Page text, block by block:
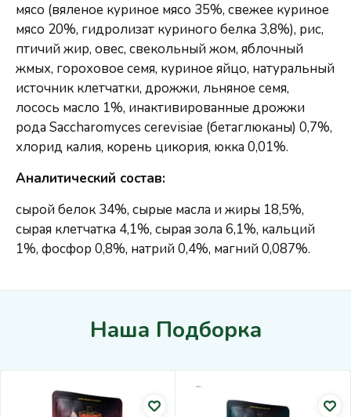
мясо (вяленое куриное мясо 35%, свежее куриное
мясо 20%, гидролизат куриного белка 3,8%), рис,
птичий жир, овес, свекольный жом, яблочный
жмых, гороховое семя, куриное яйцо, натуральный
источник клетчатки, дрожжи, льняное семя,
лосось масло 1%, инактивированные дрожжи
рода Saccharomyces cerevisiae (бетаглюканы) 0,7%,
хлорид калия, корень цикория, юкка 0,01%.
Аналитический состав:
сырой белок 34%, сырые масла и жиры 18,5%,
сырая клетчатка 4,1%, сырая зола 6,1%, кальций
1%, фосфор 0,8%, натрий 0,4%, магний 0,087%.
Наша Подборка